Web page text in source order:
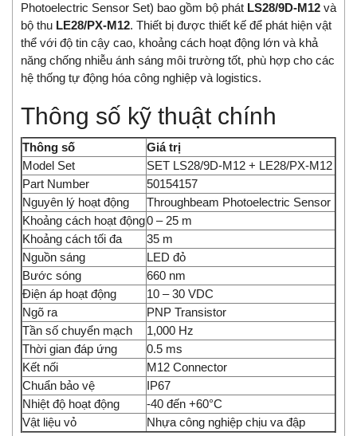
Photoelectric Sensor Set) bao gồm bộ phát LS28/9D-M12 và
bộ thu LE28/PX-M12. Thiết bị được thiết kế để phát hiện vật
thể với độ tin cậy cao, khoảng cách hoạt động lớn và khả
năng chống nhiễu ánh sáng môi trường tốt, phù hợp cho các
hệ thống tự động hóa công nghiệp và logistics.
Thông số kỹ thuật chính
Thông số
Giá trị
Model Set
SET LS28/9D-M12 + LE28/PX-M12
Part Number
50154157
Nguyên lý hoạt động
Throughbeam Photoelectric Sensor
Khoảng cách hoạt động0 – 25 m
Khoảng cách tối đa
35 m
Nguồn sáng
LED đỏ
Bước sóng
660 nm
Điện áp hoạt động
10 – 30 VDC
Ngõ ra
PNP Transistor
Tần số chuyển mạch
1,000 Hz
Thời gian đáp ứng
0.5 ms
Kết nối
M12 Connector
Chuẩn bảo vệ
IP67
Nhiệt độ hoạt động
-40 đến +60°C
Vật liệu vỏ
Nhựa công nghiệp chịu va đập